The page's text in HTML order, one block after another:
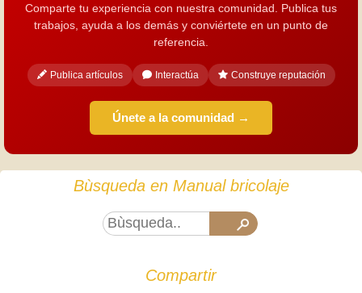
Comparte tu experiencia con nuestra comunidad. Publica tus
trabajos, ayuda a los demás y conviértete en un punto de
referencia.
Publica artículos Interactúa Construye reputación
Únete a la comunidad →
Bùsqueda en Manual bricolaje
Compartir